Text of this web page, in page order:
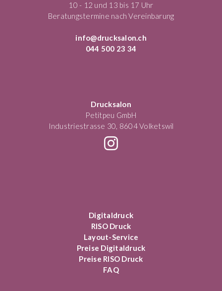
10 - 12 und 13 bis 17 Uhr
Beratungstermine nach Vereinbarung
info@drucksalon.ch
044 500 23 34
Drucksalon
Petitpeu GmbH
Industriestrasse 30, 8604 Volketswil
Digitaldruck
RISO Druck
Layout-Service
Preise Digitaldruck
Preise RISO Druck
FAQ